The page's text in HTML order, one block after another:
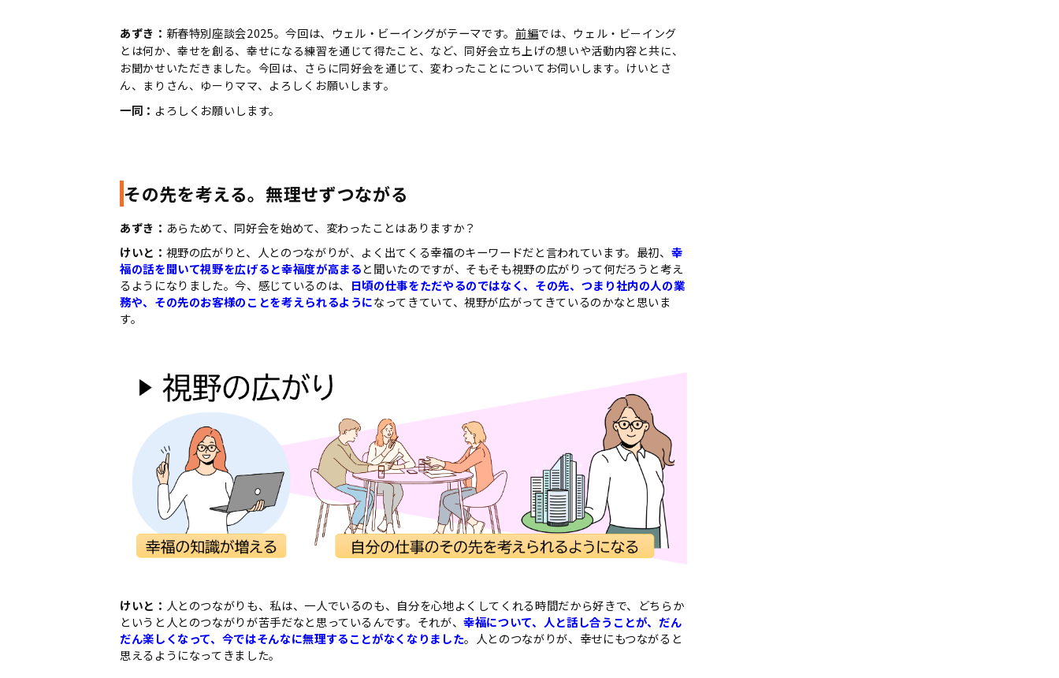
あずき： 新春特別座談会2025。今回は、ウェル・ビーイングがテーマです。 前編では、ウェル・ビーイング
とは何か、幸せを創る、幸せになる練習を通じて得たこと、など、同好会立ち上げの想いや活動内容と共に、
お聞かせいただきました。今回は、さらに同好会を通じて、変わったことについてお伺いします。 けいとさ
ん、まりさん、ゆーりママ、よろしくお願いします。
一同： よろしくお願いします。
その先を考える。無理せずつながる
あずき： あらためて、同好会を始めて、変わったことはありますか？
けいと： 視野の広がりと、人とのつながりが、よく出てくる幸福のキーワードだと言われています。最初、 幸
福の話を聞いて視野を広げると幸福度が高まると聞いたのですが、そもそも視野の広がりって何だろうと考え
るようになりました。今、感じているのは、
日頃の仕事をただやるのではなく、その先、つまり社内の人の業
務や、その先のお客様のことを考えられるようになってきていて、視野が広がってきているのかなと思いま
す。
けいと： 人とのつながりも、私は、一人でいるのも、自分を心地よくしてくれる時間だから好きで、どちらか
というと人とのつながりが苦手だなと思っているんです。それが、幸福について、人と話し合うことが、だん
だん楽しくなって、今ではそんなに無理することがなくなりました。人とのつながりが、幸せにもつながると
思えるようになってきました。